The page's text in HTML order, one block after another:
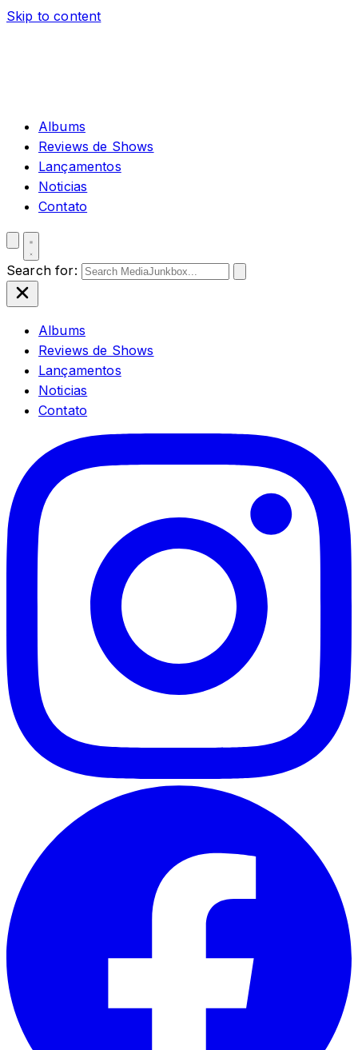
Skip to content
Albums
Reviews de Shows
Lançamentos
Noticias
Contato
Search for:
Albums
Reviews de Shows
Lançamentos
Noticias
Contato